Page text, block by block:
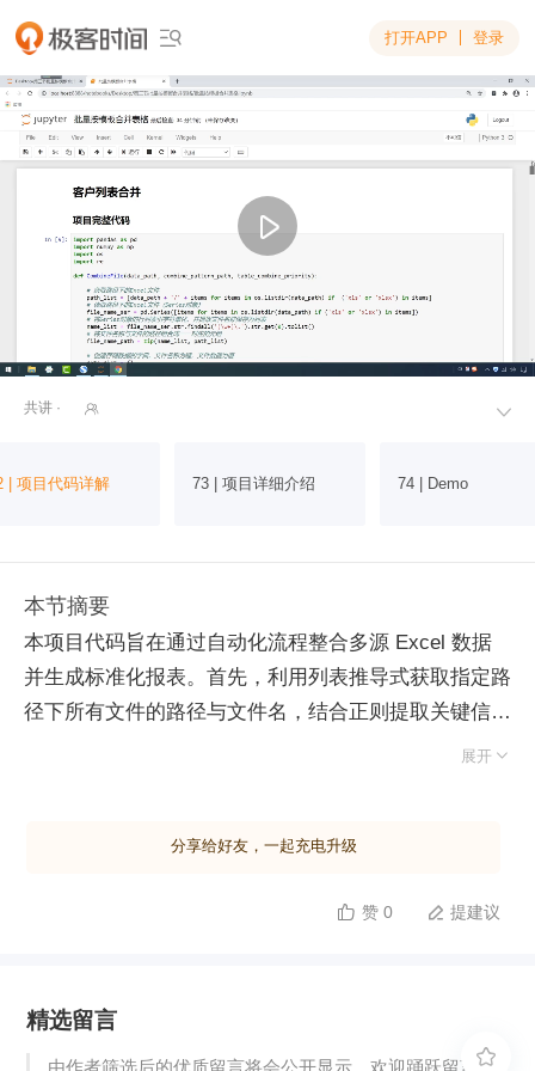
 打开APP 登录

共讲 · 
| 项目代码详解 73 | 项目详细介绍 74 | Demo
本节摘要
本项目代码旨在通过自动化流程整合多源 Excel 数据
并生成标准化报表。首先，利用列表推导式获取指定路
径下所有文件的路径与文件名，结合正则提取关键信息
构建元组序列。通过循环读取序列，将各文件数据
依据预设顺序对索引排序后重建字典，确保高优先级数
利用 any 函数定位有效列索引，同时校验模板行索引
引，提取匹配行存入列表；每次筛选后即时更新模板索
引集合，剔除已用项以避免重复匹配。最后，合并所有
展开 
分享给好友，一起充电升级
 赞 0  提建议
精选留言
由作者筛选后的优质留言将会公开显示，欢迎踊跃留言。
